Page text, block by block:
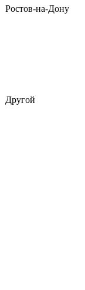
Ростов-на-Дону
Другой